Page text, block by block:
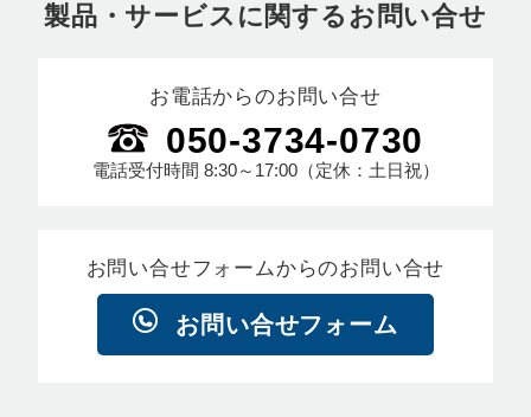
製品・サービスに関するお問い合せ
お電話からのお問い合せ
050-3734-0730
電話受付時間 8:30～17:00（定休：土日祝）
お問い合せフォームからのお問い合せ
お問い合せフォーム